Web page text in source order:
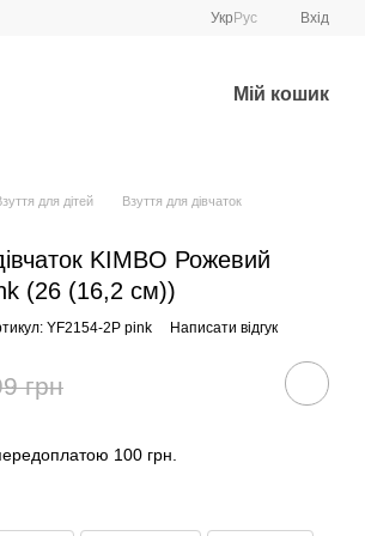
Укр Рус Вхід
Мій кошик
для дітей
Взуття для дівчаток
KIMBO Рожевий
(26 (16,2 см))
YF2154-2P pink Написати відгук
грн
100 грн.